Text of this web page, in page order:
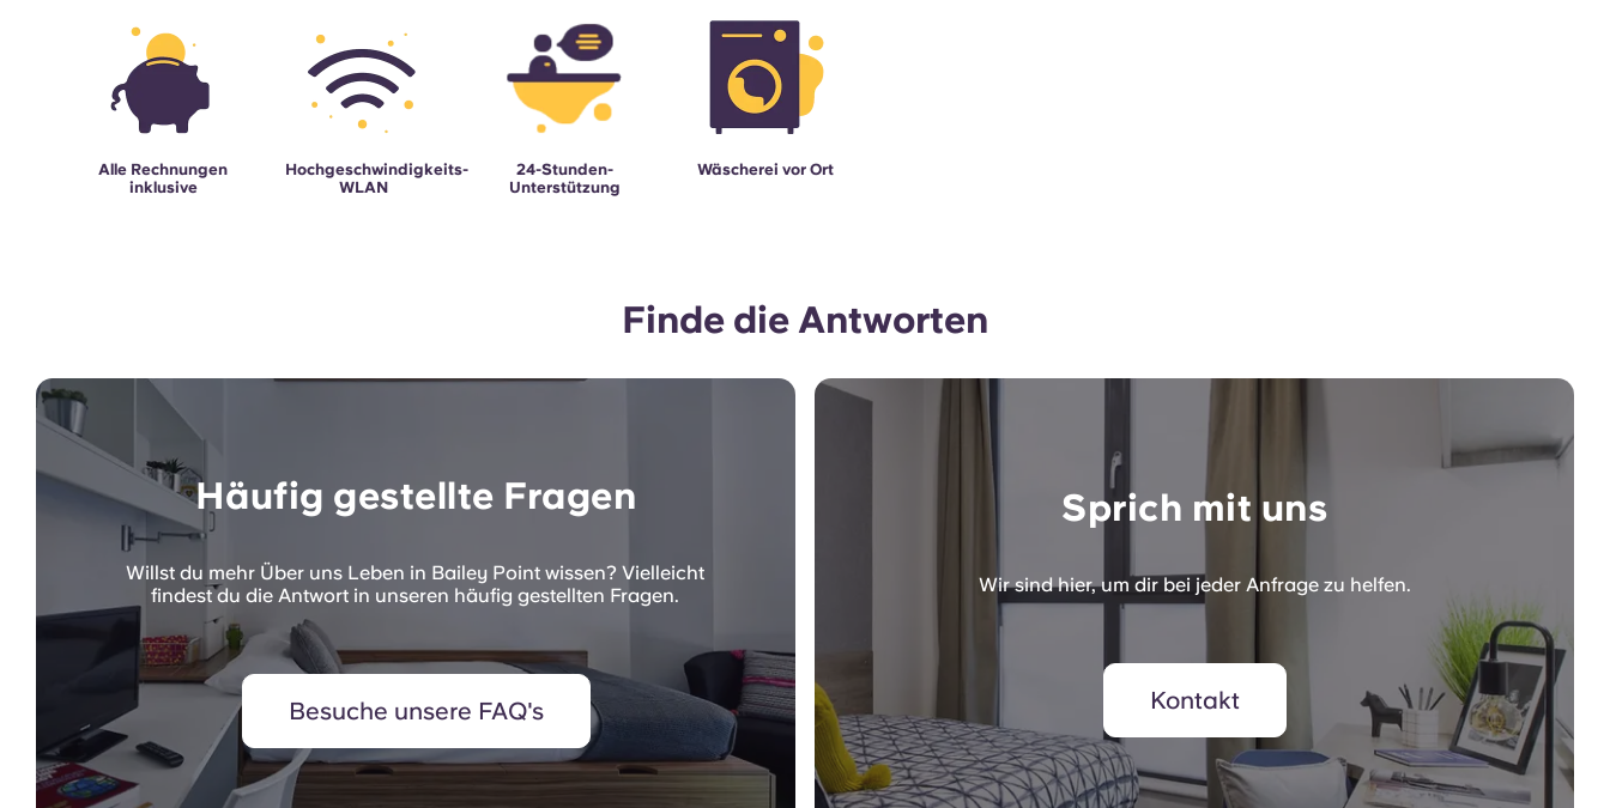
Alle Rechnungen
inklusive
Hochgeschwindigkeits-
WLAN
24-Stunden-
Unterstützung
Wäscherei vor Ort
Finde die Antworten
Häufig gestellte Fragen
Willst du mehr Über uns Leben in Bailey Point wissen? Vielleicht
findest du die Antwort in unseren häufig gestellten Fragen.
Besuche unsere FAQ's
Sprich mit uns
Wir sind hier, um dir bei jeder Anfrage zu helfen.
Kontakt